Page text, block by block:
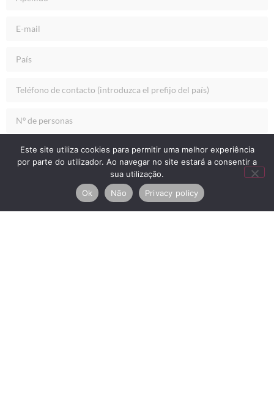
Este site utiliza cookies para permitir uma melhor experiência
por parte do utilizador. Ao navegar no site estará a consentir a
sua utilização.
Ok
Não Privacy policy